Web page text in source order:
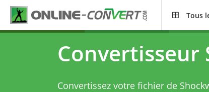
Tous
Convertisseur
Convertissez votre fichier de